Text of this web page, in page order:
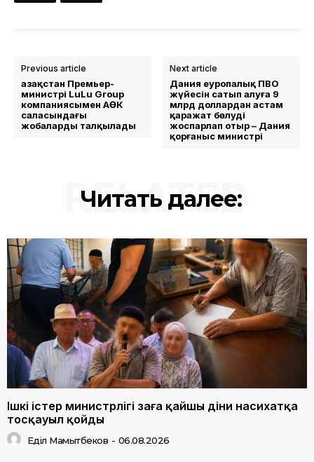
Previous article
Қазақстан Премьер-
министрі LuLu Group
компаниясымен АӨК
саласындағы
жобаларды талқылады
Next article
Дания еуропалық ПВО
жүйесін сатып алуға 9
млрд доллардан астам
қаражат бөлуді
жоспарлап отыр – Дания
қорғаныс министрі
Читать далее:
RELATED
Ішкі істер министрлігі заңға қайшы діни насихатқа
тосқауыл қойды
Еділ Мамытбеков - 06.08.2026